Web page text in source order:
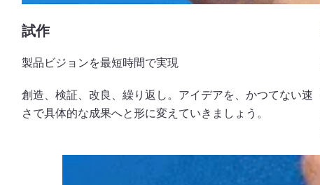
試作
製品ビジョンを最短時間で実現
創造、検証、改良、繰り返し。アイデアを、かつてない速
さで具体的な成果へと形に変えていきましょう。